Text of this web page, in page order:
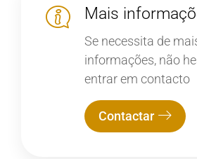
Mais
Se necessita de
informações, não
entrar em contacto
Contactar